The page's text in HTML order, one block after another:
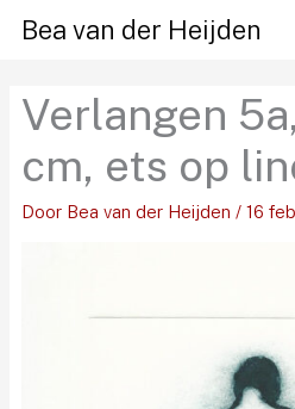
naar
inhoud
Bea van der Heijden
Verlangen
cm, ets op
Door Bea van der Heijden / 16